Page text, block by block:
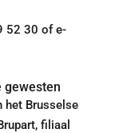
52 30 of e-
gewesten
het Brusselse
filiaal